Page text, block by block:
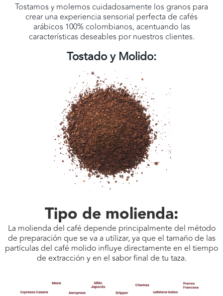
Tostado y Molido:
Tostamos y molemos cuidadosamente los granos para
crear una experiencia sensorial perfecta de cafés
arábicos 100% colombianos, acentuando las
características deseables por nuestros clientes.
Tipo de molienda:
La molienda del café depende principalmente del método
de preparación que se va a utilizar, ya que el tamaño de las
partículas del café molido influye directamente en el tiempo
de extracción y en el sabor final de tu taza.